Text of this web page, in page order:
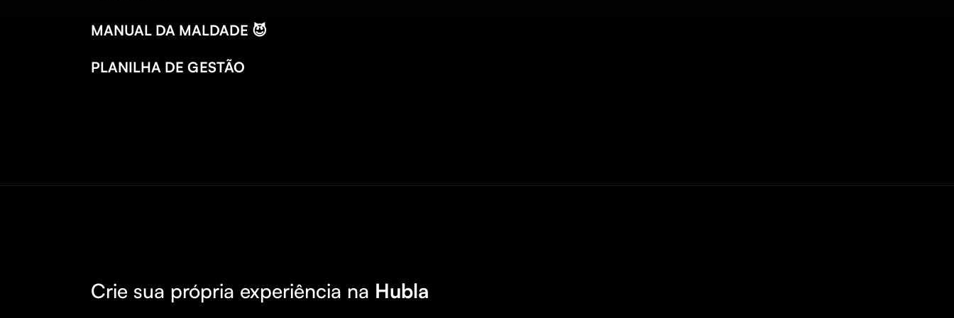
MANUAL DA MALDADE 😈
PLANILHA DE GESTÃO
Crie sua própria experiência na Hubla